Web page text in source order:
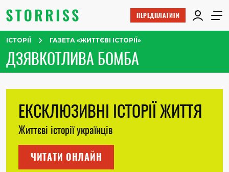
ПЕРЕДПЛАТИТИ
ІСТОРІЇ ГАЗЕТА «ЖИТТЄВІ ІСТОРІЇ»
ДЗЯВКОТЛИВА БОМБА
ЕКСКЛЮЗИВНІ ІСТОРІЇ ЖИТТЯ
Життєві історії українців
ЧИТАТИ ОНЛАЙН